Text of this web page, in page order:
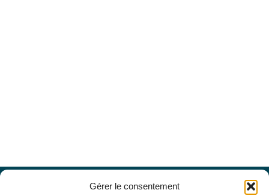
Gérer le consentement